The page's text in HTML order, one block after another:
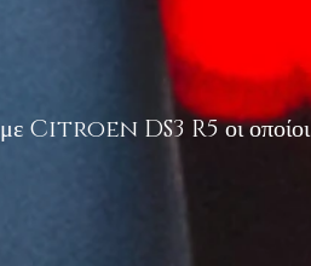
με Citroen DS3 R5 οι οποίοι